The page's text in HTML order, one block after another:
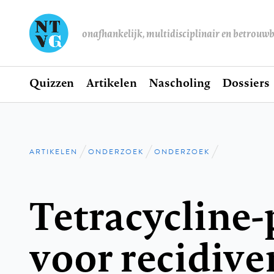
onafhankelijk, multidisciplinair en
Hoofdnavigatie
Home
Quizzen Artikelen Nascholing Dossiers
Kruimelpad
ARTIKELEN ONDERZOEK ONDERZOEK
voor